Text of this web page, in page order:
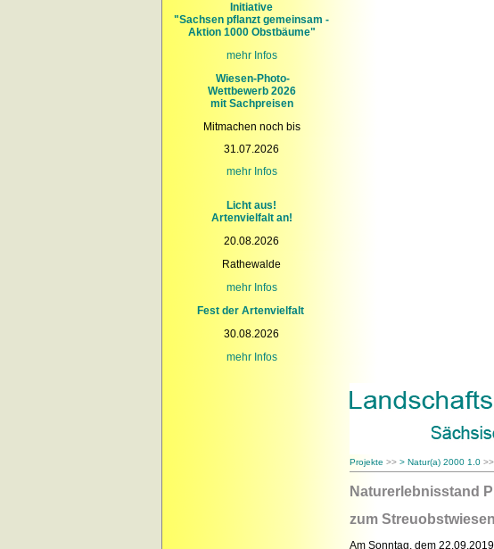
Initiative
"Sachsen pflanzt gemeinsam -
Aktion 1000 Obstbäume"
mehr Infos
Wiesen-Photo-
Wettbewerb 2026
mit Sachpreisen
Mitmachen noch bis
31.07.2026
mehrInfos
Licht aus!
Artenvielfalt an!
20.08.2026
Rathewalde
mehr Infos
Fest der Artenvielfalt
30.08.2026
mehr Infos
Projekte >> > Natur(a) 2000 1.0 >>
Naturerlebnisstand
zum
Am Sonntag, dem